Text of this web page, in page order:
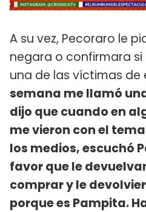
A su vez, Pecoraro le
negara o confirmara
una de las víctimas de
semana me llamó
dijo que cuando en
me vieron con el
los medios, escuchó
favor que le
comprar y le
porque es Pampita.